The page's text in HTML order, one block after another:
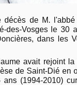
décès de M.
des-Vosges le 30
dans les
avait rejoint
de Saint-Dié en
ans (1994-2010)